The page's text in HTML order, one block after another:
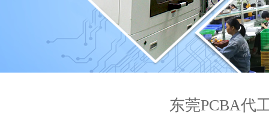
东莞PCBA代